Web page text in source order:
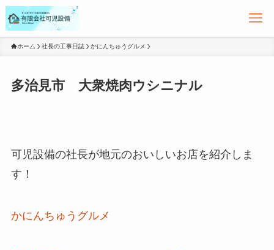
ホーム 社長の工事日誌 かにんちゅうグルメ
多治見市 大衆焼肉ウシニナル
可児設備の社長が地元のおいしいお店を紹介しま
す！
かにんちゅうグルメ